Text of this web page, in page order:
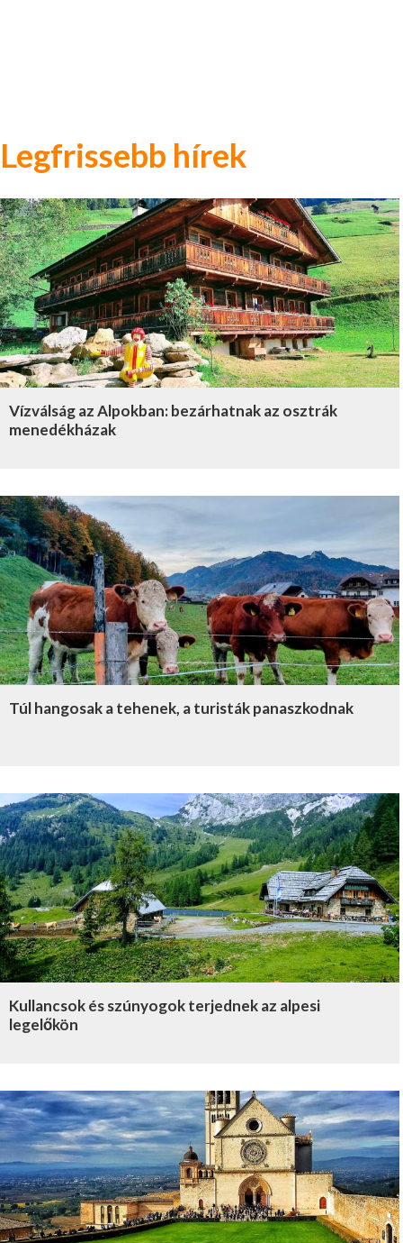
Legfrissebb hírek
Vízválság az Alpokban: bezárhatnak az osztrák
menedékházak
Túl hangosak a tehenek, a turisták panaszkodnak
Kullancsok és szúnyogok terjednek az alpesi
legelőkön